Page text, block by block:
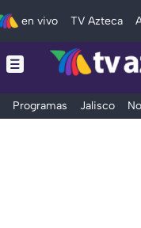
en vivo TV Azteca
Programas Jalisco